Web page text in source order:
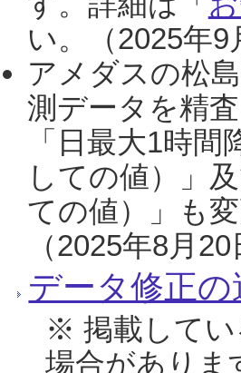
い。（2025年9
アメダスの松
測データを精
「日最大1時
しての値）」
ての値）」も
（2025年8月20
データ修正
※ 掲載してい
場合がありま